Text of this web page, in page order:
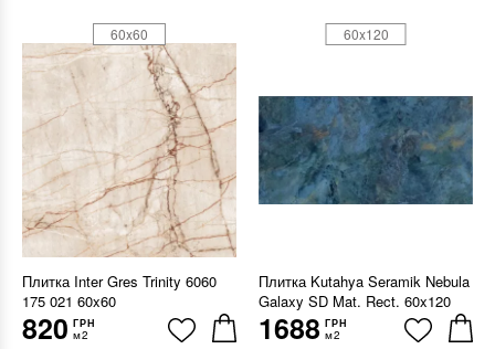
Плитка Inter Gres Trinity 6060
175 021 60x60
820 ГРН
м2
60x60
Плитка Kutahya Seramik Nebula
Galaxy SD Mat. Rect. 60x120
1688 ГРН
м2
60x120